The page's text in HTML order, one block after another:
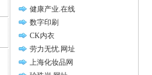
健康产业.在线
数字印刷
CK内衣
劳力无忧.网址
上海化妆品网